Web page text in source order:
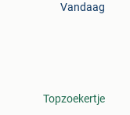
Vandaag
Topzoekertje